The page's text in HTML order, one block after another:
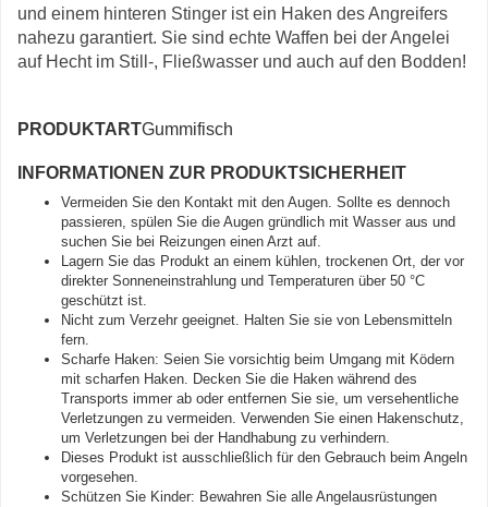
und einem hinteren Stinger ist ein Haken des Angreifers
nahezu garantiert. Sie sind echte Waffen bei der Angelei
auf Hecht im Still-, Fließwasser und auch auf den Bodden!
PRODUKTARTGummifisch
INFORMATIONEN ZUR PRODUKTSICHERHEIT
Vermeiden Sie den Kontakt mit den Augen. Sollte es dennoch
passieren, spülen Sie die Augen gründlich mit Wasser aus und
suchen Sie bei Reizungen einen Arzt auf.
Lagern Sie das Produkt an einem kühlen, trockenen Ort, der vor
direkter Sonneneinstrahlung und Temperaturen über 50 °C
geschützt ist.
Nicht zum Verzehr geeignet. Halten Sie sie von Lebensmitteln
fern.
Scharfe Haken: Seien Sie vorsichtig beim Umgang mit Ködern
mit scharfen Haken. Decken Sie die Haken während des
Transports immer ab oder entfernen Sie sie, um versehentliche
Verletzungen zu vermeiden. Verwenden Sie einen Hakenschutz,
um Verletzungen bei der Handhabung zu verhindern.
Dieses Produkt ist ausschließlich für den Gebrauch beim Angeln
vorgesehen.
Schützen Sie Kinder: Bewahren Sie alle Angelausrüstungen